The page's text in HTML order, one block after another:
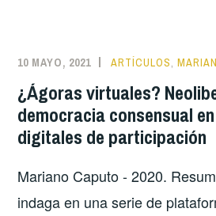
LOS
DE
UNA
DE
10 MAYO, 2021 ARTÍCULOS,
¿Ágoras virtuales?
democracia consensual
digitales de participación
Mariano Caputo - 2020.
indaga en una serie de